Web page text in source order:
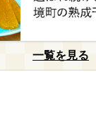
一覧を見る